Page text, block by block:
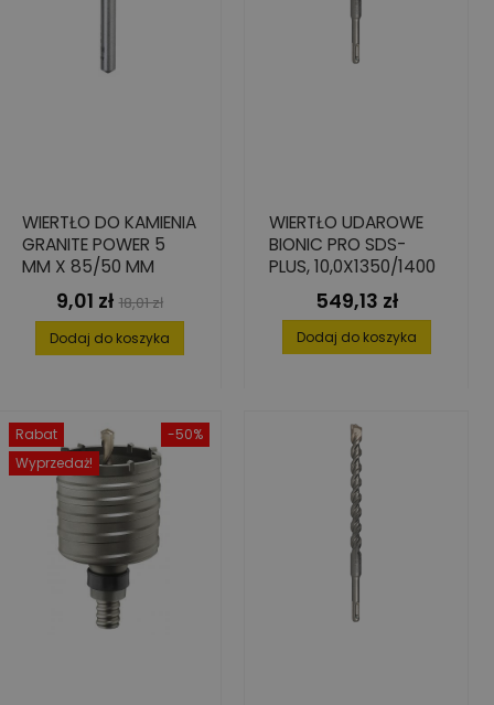
WIERTŁO DO KAMIENIA
GRANITE POWER 5
MM X 85/50 MM
Cena
9,01 zł Cena
podstawowa
18,01 zł
Dodaj do koszyka
WIERTŁO UDAROWE
BIONIC PRO SDS-
PLUS, 10,0X1350/1400
Cena
549,13 zł
Dodaj do koszyka
-50%
Rabat
Wyprzedaż!